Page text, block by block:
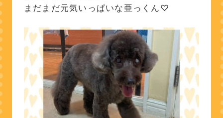
まだまだ元気いっぱいな亜っくん♡